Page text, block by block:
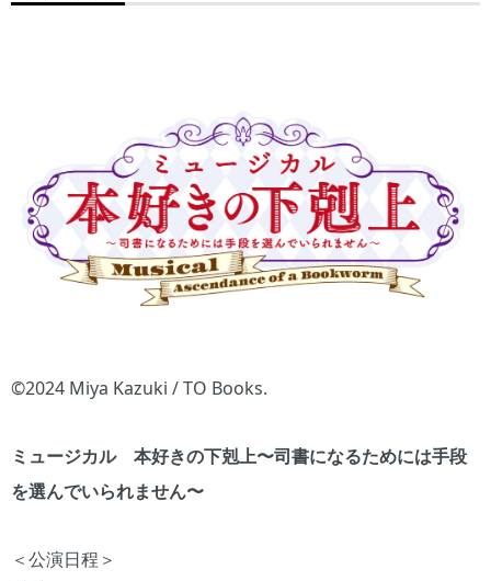
©2024 Miya Kazuki / TO Books.
ミュージカル 本好きの下剋上〜司書になるためには⼿段
を選んでいられません〜
＜公演⽇程＞